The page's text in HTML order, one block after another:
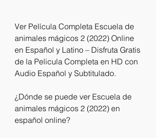
Ver Película Completa Escuela de
animales mágicos 2 (2022) Online
en Español y Latino – Disfruta Gratis
de la Pelicula Completa en HD con
Audio Español y Subtitulado.
¿Dónde se puede ver Escuela de
animales mágicos 2 (2022) en
español online?